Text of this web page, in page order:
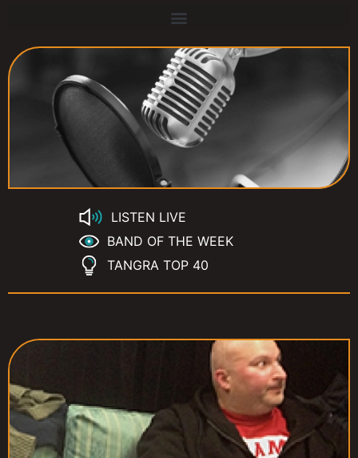
LISTEN LIVE
BAND OF THE WEEK
TANGRA TOP 40